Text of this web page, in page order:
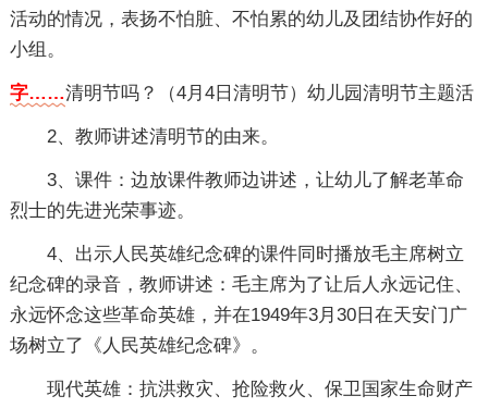
活动的情况，表扬不怕脏、不怕累的幼儿及团结协作好的
小组。
字……清明节吗？（4月4日清明节）
2、教师讲述清明节的由来。
3、课件：边放课件教师边讲述，让幼儿了解老革命
烈士的先进光荣事迹。
4、出示人民英雄纪念碑的课件同时播放毛主席树立
纪念碑的录音，教师讲述：毛主席为了让后人永远记住、
永远怀念这些革命英雄，并在1949年3月30日在天安门广
场树立了《人民英雄纪念碑》。
现代英雄：抗洪救灾、抢险救火、保卫国家生命财产
幼儿园清明节主题活